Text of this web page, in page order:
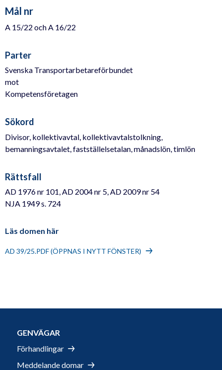
Mål nr
A 15/22 och A 16/22
Parter
Svenska Transportarbetareförbundet
mot
Kompetensföretagen
Sökord
Divisor, kollektivavtal, kollektivavtalstolkning,
bemanningsavtalet, fastställelsetalan, månadslön, timlön
Rättsfall
AD 1976 nr 101, AD 2004 nr 5, AD 2009 nr 54
NJA 1949 s. 724
Läs domen här
AD 39/25.PDF (ÖPPNAS I NYTT FÖNSTER)
GENVÄGAR
Förhandlingar
Meddelande domar